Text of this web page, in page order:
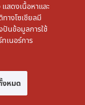
มีผล
KB)
มีผล
มีผล
KB)
แสดงเนื้อหาและ
างโซเชียลมี
ปันข้อมูลการใช้
เนอร์การ
หมด